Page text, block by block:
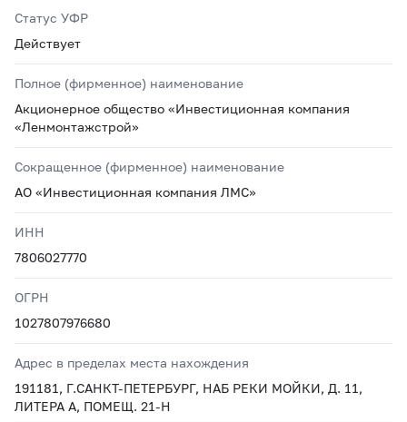
Статус УФР
Действует
Полное (фирменное) наименование
Акционерное общество «Инвестиционная компания
«Ленмонтажстрой»
Сокращенное (фирменное) наименование
АО «Инвестиционная компания ЛМС»
ИНН
7806027770
ОГРН
1027807976680
Адрес в пределах места нахождения
191181, Г.САНКТ-ПЕТЕРБУРГ, НАБ РЕКИ МОЙКИ, Д. 11,
ЛИТЕРА А, ПОМЕЩ. 21-Н